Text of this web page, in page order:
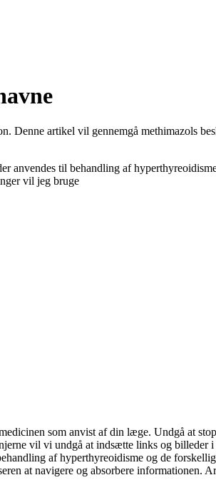
Denne artikel vil gennemgå methimazols
anvendes til behandling af
vil jeg bruge
som anvist af din læge. Undgå at
vil vi undgå at indsætte links og billeder
af hyperthyreoidisme og de
at navigere og absorbere informationen.